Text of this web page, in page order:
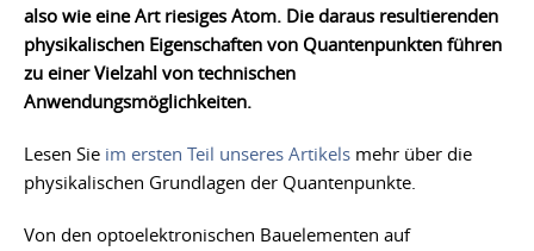
also wie eine Art riesiges Atom. Die daraus resultierenden
physikalischen Eigenschaften von Quantenpunkten führen
zu einer Vielzahl von technischen
Anwendungsmöglichkeiten.
Lesen Sie im ersten Teil unseres Artikels mehr über die
physikalischen Grundlagen der Quantenpunkte.
Von den optoelektronischen Bauelementen auf